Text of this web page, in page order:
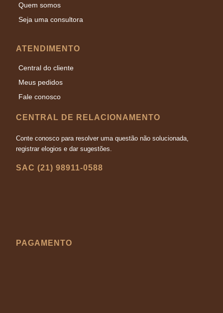
Quem somos
Seja uma consultora
ATENDIMENTO
Central do cliente
Meus pedidos
Fale conosco
CENTRAL DE RELACIONAMENTO
Conte conosco para resolver uma questão não solucionada,
registrar elogios e dar sugestões.
SAC (21) 98911-0588
PAGAMENTO